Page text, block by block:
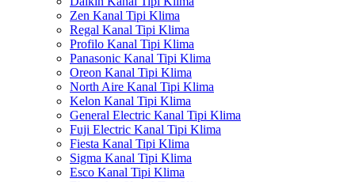
Zen Kanal Tipi Klima
Regal Kanal Tipi Klima
Profilo Kanal Tipi Klima
Panasonic Kanal Tipi Klima
Oreon Kanal Tipi Klima
North Aire Kanal Tipi Klima
Kelon Kanal Tipi Klima
General Electric Kanal Tipi Klima
Fuji Electric Kanal Tipi Klima
Fiesta Kanal Tipi Klima
Sigma Kanal Tipi Klima
Esco Kanal Tipi Klima